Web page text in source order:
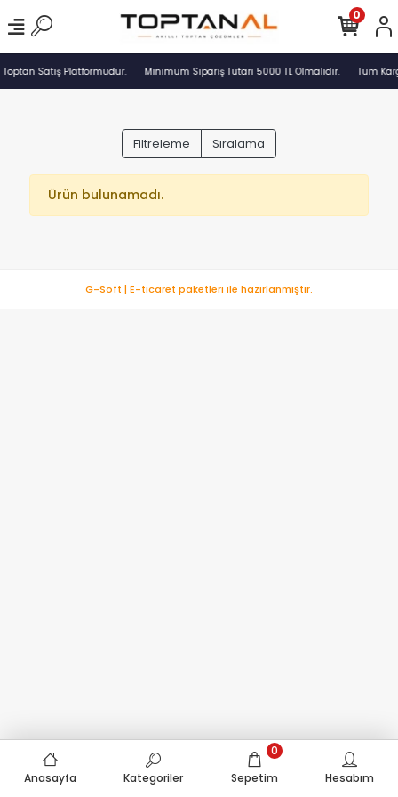
Satış Platformudur. Minimum Sipariş Tutarı 5000 TL Olmalıdır. Tüm
0
Filtreleme Sıralama
Ürün bulunamadı.
Anasayfa Kategoriler Sepetim
0
Hesabım
G-Soft | E-ticaret paketleri ile hazırlanmıştır.